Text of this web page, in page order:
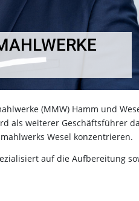
(MMW) Hamm und
als weiterer Geschäftsführer
Wesel konzentrieren.
auf die Aufbereitung